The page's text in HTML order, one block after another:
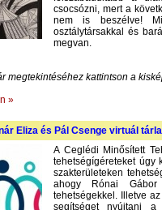
csocsózni, mert a
nem is beszélve!
osztálytársakkal és
megvan.
megtekintéséhez kattintson a
»
Eliza és Pál Csenge virtuál
A Ceglédi Minősített
tehetségígéreteket úgy
szakterületeken
ahogy Rónai Gábor
tehetségekkel. Illetve
segítséget nyújtani a